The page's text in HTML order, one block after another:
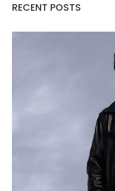
RECENT POSTS